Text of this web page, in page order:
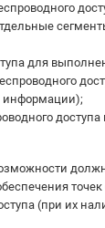
для
информации);
(при их